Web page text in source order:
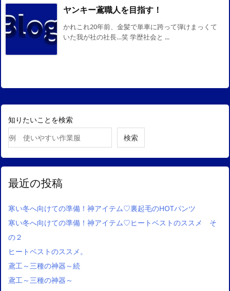
ヤンキー鳶職人を目指す！
かれこれ20年前、金髪で単車に跨って弾けまっくて
いた我が社の社長…笑 学歴社会と ...
知りたいことを検索
検索
最近の投稿
寒い冬へ向けての準備！神アイテム♡裏起毛のHOTパンツ
寒い冬へ向けての準備！神アイテム♡ヒートベストのススメ そ
の２
ヒートベストのススメ。
鳶工～三種の神器～続
鳶工～三種の神器～